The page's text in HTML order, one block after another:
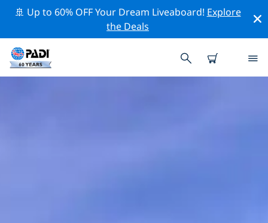
🚢 Up to 60% OFF Your Dream Liveaboard! Explore
the Deals